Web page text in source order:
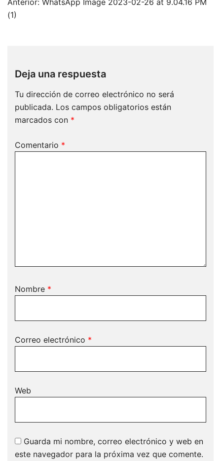
Anterior: WhatsApp Image 2023-02-26 at 9.04.16 PM
(1)
Deja una respuesta
Tu dirección de correo electrónico no será
publicada. Los campos obligatorios están
marcados con *
Comentario *
Nombre *
Correo electrónico *
Web
Guarda mi nombre, correo electrónico y web en
este navegador para la próxima vez que comente.